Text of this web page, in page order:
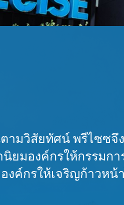
ามวิสัยทัศน์ พรีไซซจึ
ยมองค์กรให้กรรม
องค์กรให้เจริญก้าวหน้